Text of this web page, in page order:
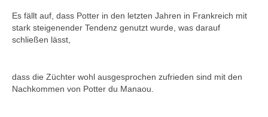
Araber Hengste
Es fällt auf, dass Potter in den letzten Jahren in Frankreich mit
stark steigenender Tendenz genutzt wurde, was darauf
schließen lässt,
dass die Züchter wohl ausgesprochen zufrieden sind mit den
Nachkommen von Potter du Manaou.